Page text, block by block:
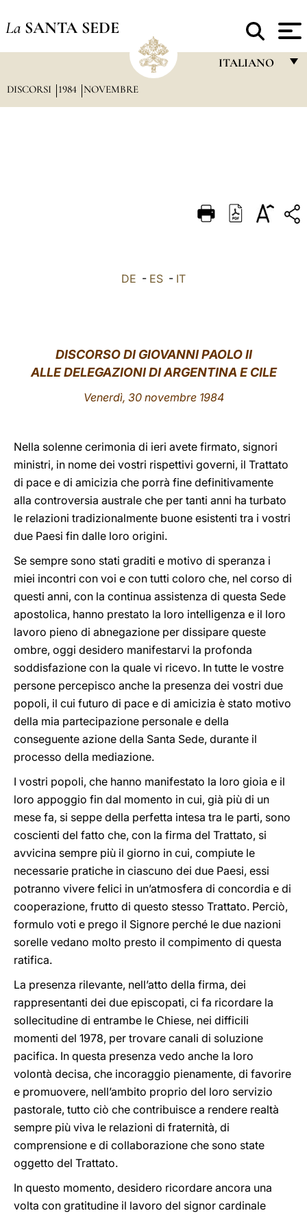
La SANTA SEDE
ITALIANO
DEUTSCH
DISCORSI 1984 NOVEMBRE
DE - ES - IT
DISCORSO DI GIOVANNI PAOLO II
ALLE DELEGAZIONI DI ARGENTINA E CILE
Venerdì, 30 novembre 1984
Nella solenne cerimonia di ieri avete firmato, signori
ministri, in nome dei vostri rispettivi governi, il Trattato
di pace e di amicizia che porrà fine definitivamente
alla controversia australe che per tanti anni ha turbato
le relazioni tradizionalmente buone esistenti tra i vostri
due Paesi fin dalle loro origini.
Se sempre sono stati graditi e motivo di speranza i
miei incontri con voi e con tutti coloro che, nel corso di
questi anni, con la continua assistenza di questa Sede
apostolica, hanno prestato la loro intelligenza e il loro
lavoro pieno di abnegazione per dissipare queste
ombre, oggi desidero manifestarvi la profonda
soddisfazione con la quale vi ricevo. In tutte le vostre
persone percepisco anche la presenza dei vostri due
popoli, il cui futuro di pace e di amicizia è stato motivo
della mia partecipazione personale e della
conseguente azione della Santa Sede, durante il
processo della mediazione.
I vostri popoli, che hanno manifestato la loro gioia e il
loro appoggio fin dal momento in cui, già più di un
mese fa, si seppe della perfetta intesa tra le parti, sono
coscienti del fatto che, con la firma del Trattato, si
avvicina sempre più il giorno in cui, compiute le
necessarie pratiche in ciascuno dei due Paesi, essi
potranno vivere felici in un’atmosfera di concordia e di
cooperazione, frutto di questo stesso Trattato. Perciò,
formulo voti e prego il Signore perché le due nazioni
sorelle vedano molto presto il compimento di questa
ratifica.
La presenza rilevante, nell’atto della firma, dei
rappresentanti dei due episcopati, ci fa ricordare la
sollecitudine di entrambe le Chiese, nei difficili
momenti del 1978, per trovare canali di soluzione
pacifica. In questa presenza vedo anche la loro
volontà decisa, che incoraggio pienamente, di favorire
e promuovere, nell’ambito proprio del loro servizio
pastorale, tutto ciò che contribuisce a rendere realtà
sempre più viva le relazioni di fraternità, di
comprensione e di collaborazione che sono state
oggetto del Trattato.
In questo momento, desidero ricordare ancora una
volta con gratitudine il lavoro del signor cardinale